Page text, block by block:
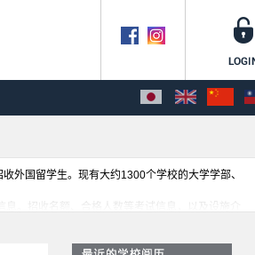
外国留学生。现有大约1300个学校的大学学部、
。招收名额、合格人数等考试信息，以及设施介